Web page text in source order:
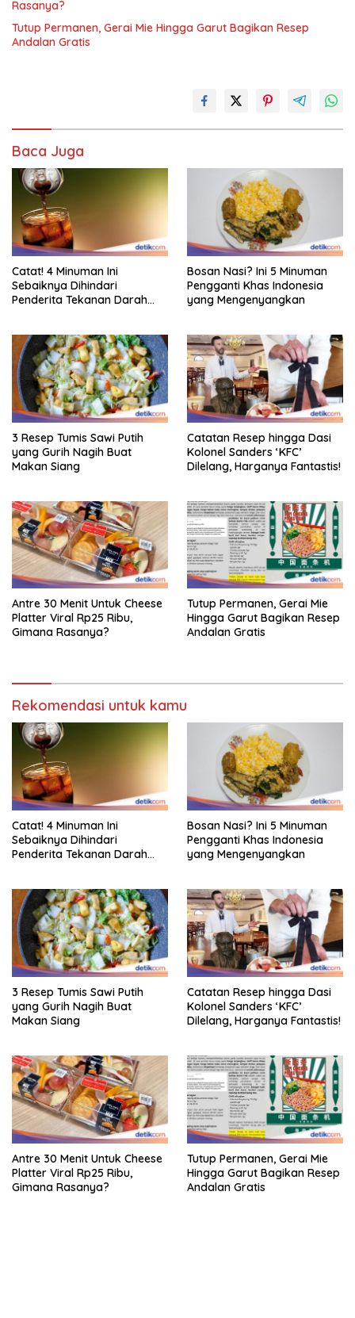
Rasanya?
Tutup Permanen, Gerai Mie Hingga Garut Bagikan Resep
Andalan Gratis
Baca Juga
Catat! 4 Minuman Ini
Sebaiknya Dihindari
Penderita Tekanan Darah
Bosan Nasi? Ini 5 Minuman
Pengganti Khas Indonesia
yang Mengenyangkan
3 Resep Tumis Sawi Putih
yang Gurih Nagih Buat
Makan Siang
Catatan Resep hingga Dasi
Kolonel Sanders ‘KFC’
Dilelang, Harganya Fantastis!
Antre 30 Menit Untuk Cheese
Platter Viral Rp25 Ribu,
Gimana Rasanya?
Tutup Permanen, Gerai Mie
Hingga Garut Bagikan Resep
Andalan Gratis
Rekomendasi untuk kamu
Catat! 4 Minuman Ini
Sebaiknya Dihindari
Penderita Tekanan Darah
Bosan Nasi? Ini 5 Minuman
Pengganti Khas Indonesia
yang Mengenyangkan
3 Resep Tumis Sawi Putih
yang Gurih Nagih Buat
Makan Siang
Catatan Resep hingga Dasi
Kolonel Sanders ‘KFC’
Dilelang, Harganya Fantastis!
Antre 30 Menit Untuk Cheese
Platter Viral Rp25 Ribu,
Gimana Rasanya?
Tutup Permanen, Gerai Mie
Hingga Garut Bagikan Resep
Andalan Gratis